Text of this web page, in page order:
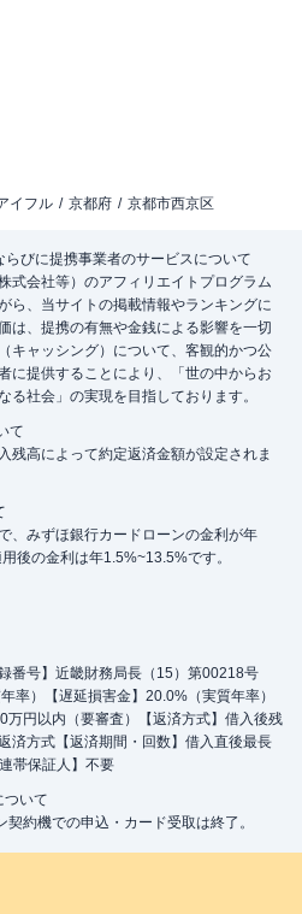
イフル 京都府 京都市西京区
びに提携事業者のサービスについて
式会社等）のアフィリエイトプログラム
ら、当サイトの掲載情報やランキングに
は、提携の有無や金銭による影響を一切
キャッシング）について、客観的かつ公
に提供することにより、「世の中からお
る社会」の実現を目指しております。
て
高によって約定返済金額が設定されま
、みずほ銀行カードローンの金利が年
後の金利は年1.5%~13.5%です。
番号】近畿財務局長（15）第00218号
率）【遅延損害金】20.0%（実質年率）
万円以内（要審査）【返済方式】借入後残
済方式【返済期間・回数】借入直後最長
帯保証人】不要
ついて
約機での申込・カード受取は終了。